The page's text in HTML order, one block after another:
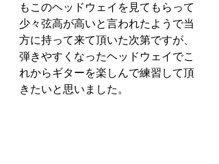
もこのヘッドウェイを見てもらって
少々弦高が高いと言われたようで当
方に持って来て頂いた次第ですが、
弾きやすくなったヘッドウェイでこ
れからギターを楽しんで練習して頂
きたいと思いました。